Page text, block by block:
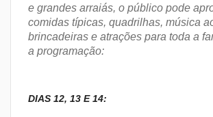
e grandes arraiás, o público pode
comidas típicas, quadrilhas, música
brincadeiras e atrações para toda a
a programação:
DIAS 12, 13 E 14: